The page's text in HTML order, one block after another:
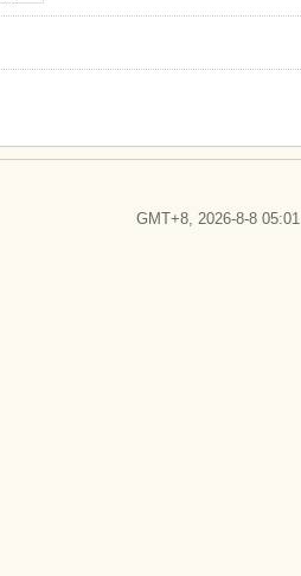
GMT+8, 2026-8-8 05:01